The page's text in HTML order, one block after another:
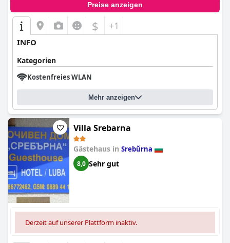
Preise anzeigen
$ +1
INFO
Kategorien
Kostenfreies WLAN
Mehr anzeigen
Villa Srebarna
Gästehaus in Srebŭrna
8,0 Sehr gut
Derzeit auf unserer Plattform inaktiv.